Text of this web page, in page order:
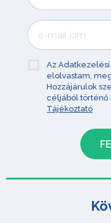
Az
elolvastam,
Hozzájárulok
céljából történő
Tájékoztató